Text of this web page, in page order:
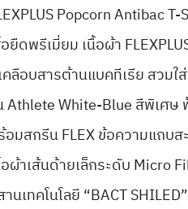
Popcorn Antibac T-
ยืดพรีเมี่ยม เนื้อผ้า
คลือบสารต้านแบคทีเรีย สวมใ
Athlete White-Blue สีพิเศษ
มสกรีน FLEX ข้อความแถบ
อผ้าเส้นด้ายเล็กระดับ Micro
นเทคโนโลยี “BACT